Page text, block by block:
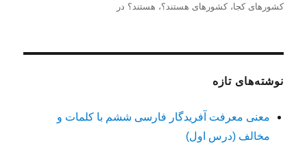
در
کشورهای کجا،کشورهای هستند؟، هستند؟ در
نوشته‌های تازه
معنی معرفت آفریدگار فارسی ششم با کلمات و
مخالف (درس اول)